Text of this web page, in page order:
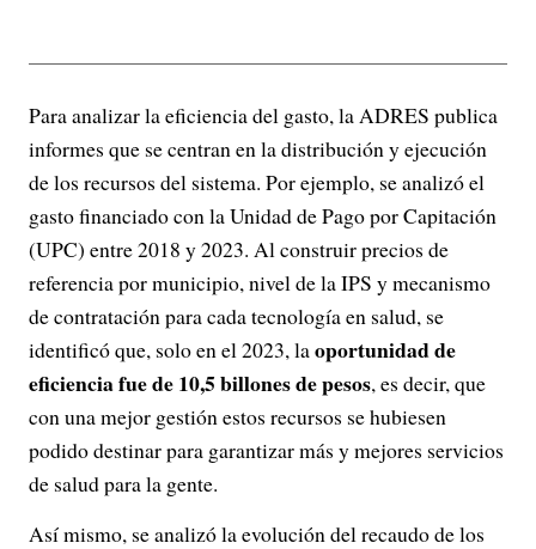
Para analizar la eficiencia del gasto, la ADRES publica
informes que se centran en la distribución y ejecución
de los recursos del sistema. Por ejemplo, se analizó el
gasto financiado con la Unidad de Pago por Capitación
(UPC) entre 2018 y 2023. Al construir precios de
referencia por municipio, nivel de la IPS y mecanismo
de contratación para cada tecnología en salud, se
identificó que, solo en el 2023, laoportunidad de
eficiencia fue de 10,5 billones de pesos, es decir, que
con una mejor gestión estos recursos se hubiesen
podido destinar para garantizar más y mejores servicios
de salud para la gente.
Así mismo, se analizó la evolución del recaudo de los